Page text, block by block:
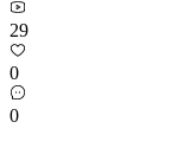
29
0
0